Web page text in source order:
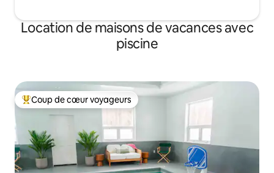
Location de maisons de vacances avec
piscine
Coups de cœur voyageurs les plus appréciés
Coup de cœur voyageurs